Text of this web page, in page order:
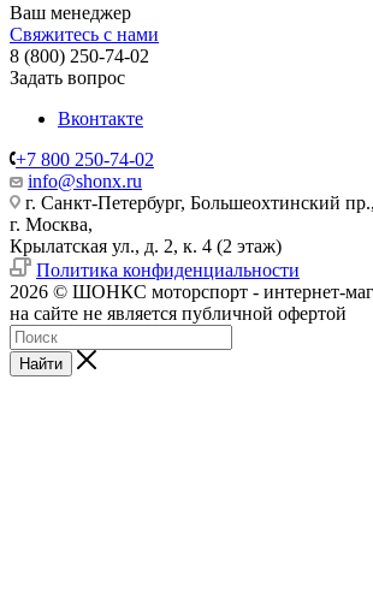
Ваш менеджер
Свяжитесь с нами
8 (800) 250-74-02
Задать вопрос
Вконтакте
+7 800 250-74-02
info@shonx.ru
г. Санкт-Петербург, Большеохтинский
г. Москва,
Крылатская ул., д. 2, к. 4 (2 этаж)
Политика конфиденциальности
2026 © ШОНКС моторспорт - интернет-
на сайте не является публичной офертой
Найти